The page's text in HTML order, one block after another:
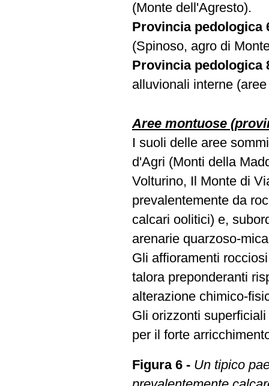
(Monte dell'Agresto).
Provincia pedologica
(Spinoso, agro di
Provincia pedologica
alluvionali interne
Aree montuose
I suoli delle aree
d'Agri (Monti della
Volturino, Il Monte di
prevalentemente da
calcari oolitici) e,
arenarie quarzoso-
Gli affioramenti
talora preponderanti
alterazione chimico-
Gli orizzonti
per il forte
Figura 6 - Un tipico